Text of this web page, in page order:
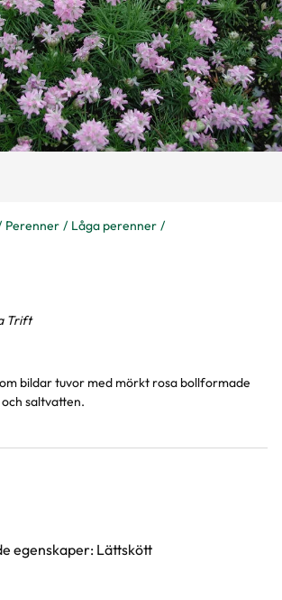
Perenner Låga perenner
Trift
bildar tuvor med mörkt rosa bollformade
saltvatten.
egenskaper: Lättskött